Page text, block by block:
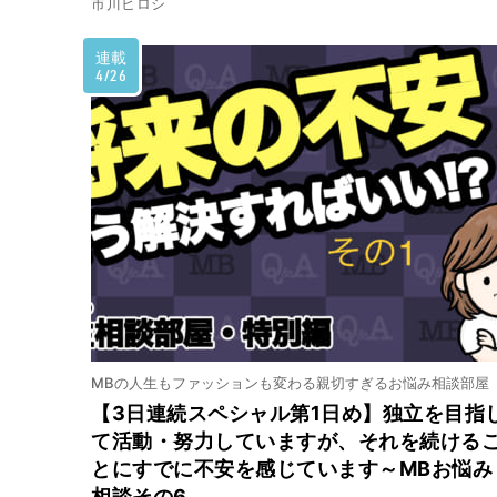
連載
4/26
MBの人生もファッションも変わる親切すぎるお悩み相談部屋
【3日連続スペシャル第1日め】独立を目指
て活動・努力していますが、それを続ける
とにすでに不安を感じています～MBお悩み